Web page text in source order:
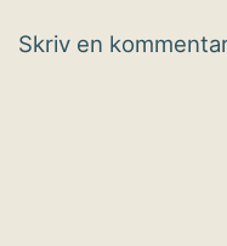
Skriv en